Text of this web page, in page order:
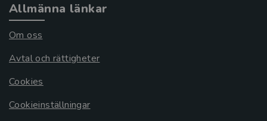
Allmänna länkar
Om oss
Avtal och rättigheter
Cookies
Cookieinställningar